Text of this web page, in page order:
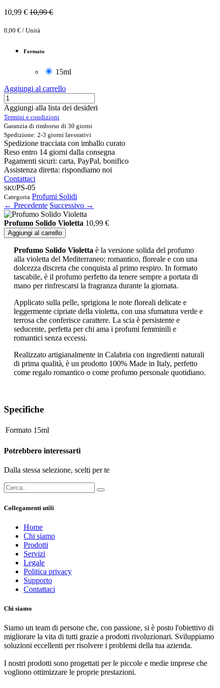
10,99 € 10,99€
0,00 € / Unità
Formato
15ml
Aggiungi al carrello
Aggiungi alla lista dei desideri
Termini e condizioni
Garanzia di rimborso di 30 giorni
Spedizione: 2-3 giorni lavorativi
Spedizione tracciata con imballo curato
Reso entro 14 giorni dalla consegna
Pagamenti sicuri: carta, PayPal, bonifico
Assistenza diretta: rispondiamo noi
Contattaci
SKUPS-05
Categoria Profumi Solidi
← Precedente Successivo →
Profumo Solido Violetta 10,99 €
Aggiungi al carrello
Profumo Solido Violetta è la versione solida del profumo
alla violetta del Mediterraneo: romantico, floreale e con una
dolcezza discreta che conquista al primo respiro. In formato
tascabile, è il profumo perfetto da tenere sempre a portata di
mano per rinfrescarsi la fragranza durante la giornata.
Applicato sulla pelle, sprigiona le note floreali delicate e
leggermente cipriate della violetta, con una sfumatura verde e
terrosa che conferisce carattere. La scia è persistente e
seducente, perfetta per chi ama i profumi femminili e
romantici senza eccessi.
Realizzato artigianalmente in Calabria con ingredienti naturali
di prima qualità, è un prodotto 100% Made in Italy, perfetto
come regalo romantico o come profumo personale quotidiano.
Specifiche
Formato 15ml
Potrebbero interessarti
Dalla stessa selezione, scelti per te
Collegamenti utili
Home
Chi siamo
Prodotti
Servizi
Legale
Politica privacy
Supporto
Contattaci
Chi siamo
Siamo un team di persone che, con passione, si è posto l'obiettivo di
migliorare la vita di tutti grazie a prodotti rivoluzionari. Sviluppiamo
soluzioni eccellenti per risolvere i problemi della tua azienda.
I nostri prodotti sono progettati per le piccole e medie imprese che
vogliono ottimizzare le proprie prestazioni.